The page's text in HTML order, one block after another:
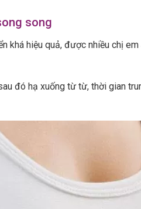
song
hiệu quả, được nhiều chị
đó hạ xuống từ từ, thời gian